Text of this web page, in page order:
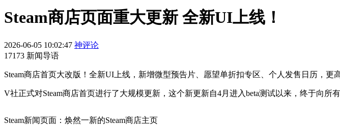
Steam商店页面重大更新 全新UI上线！
2026-06-05 10:02:47 神评论
17173 新闻导语
Steam商店首页大改版！全新UI上线，新增微型预告片、愿望单折扣专区、个人发售日历，更
V社正式对Steam商店首页进行了大规模更新，这个新更新自4月进入beta测试以来，终于向所有
Steam新闻页面：焕然一新的Steam商店主页